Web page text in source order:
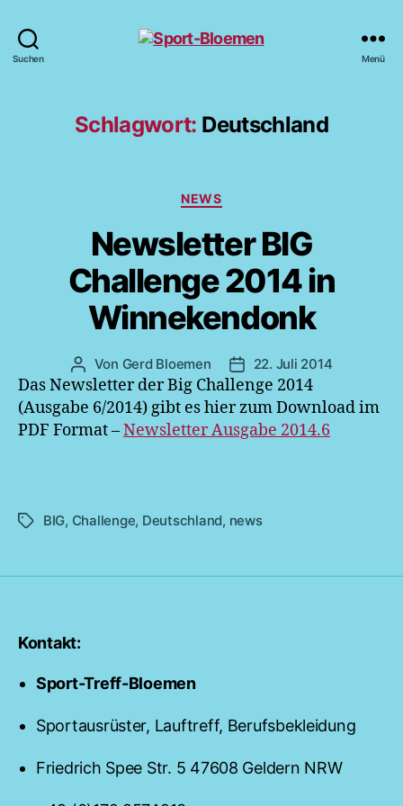
Suchen Menü
Schlagwort: Deutschland
Kategorien
NEWS
Newsletter BIG
Challenge 2014 in
Winnekendonk
Beitragsautor
Von Gerd Bloemen Veröffentlichungsdatum
22. Juli 2014
Das Newsletter der Big Challenge 2014
(Ausgabe 6/2014) gibt es hier zum Download im
PDF Format –Newsletter Ausgabe 2014.6
Schlagwörter
BIG, Challenge, Deutschland, news
Kontakt:
Sport-Treff-Bloemen
Sportausrüster, Lauftreff, Berufsbekleidung
Friedrich Spee Str. 5 47608 Geldern NRW